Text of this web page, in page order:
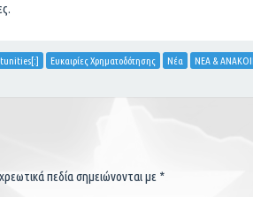
Ευκαιρίες Χρηματοδότησης Νέα ΝΕΑ &
πεδία σημειώνονται με *